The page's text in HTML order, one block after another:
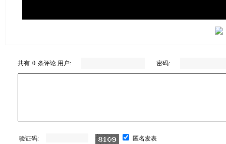
共有 0 条评论 用户: 密码:
验证码: 匿名发表